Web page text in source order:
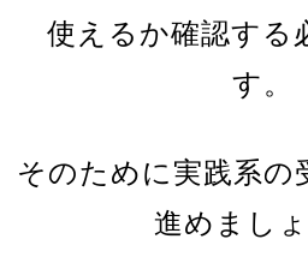
使えるか確認する
す。
そのために実践系の
進めましょ